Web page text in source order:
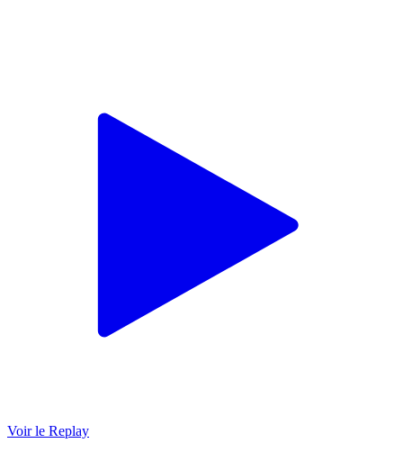
Voir le Replay